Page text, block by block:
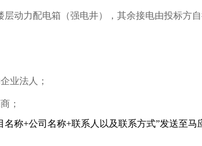
层动力配电箱（强电井），其余接电由投标方
业法人；
；
名称+公司名称+联系人以及联系方式”发送至马